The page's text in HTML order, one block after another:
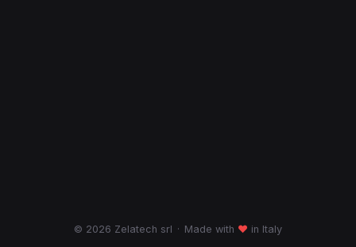
© 2026 Zelatech srl · Made with ♥ in Italy